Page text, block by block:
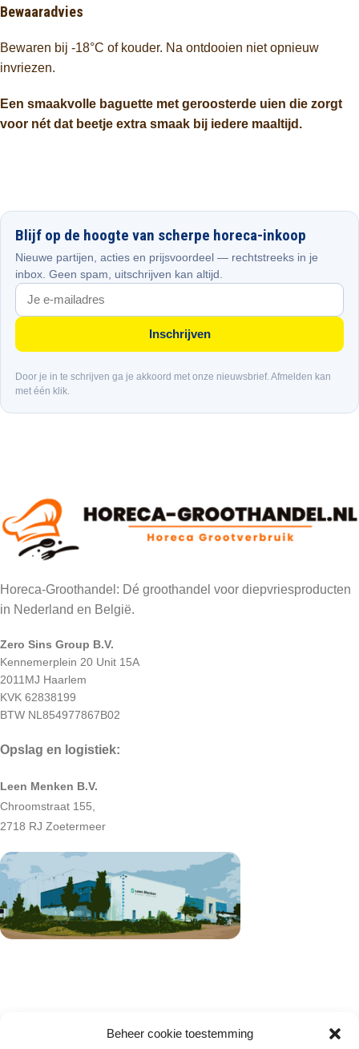
Beheer cookie toestemming
Bewaaradvies
Bewaren bij -18°C of kouder. Na ontdooien niet opnieuw
invriezen.
Een smaakvolle baguette met geroosterde uien die zorgt
voor nét dat beetje extra smaak bij iedere maaltijd.
Blijf op de hoogte van scherpe horeca-inkoop
Nieuwe partijen, acties en prijsvoordeel — rechtstreeks in je
inbox. Geen spam, uitschrijven kan altijd.
Inschrijven
Door je in te schrijven ga je akkoord met onze nieuwsbrief. Afmelden kan
met één klik.
Horeca-Groothandel: Dé groothandel voor diepvriesproducten
in Nederland en België.
Zero Sins Group B.V.
Kennemerplein 20 Unit 15A
2011MJ Haarlem
KVK 62838199
BTW NL854977867B02
Opslag en logistiek:
Leen Menken B.V.
Chroomstraat 155,
2718 RJ Zoetermeer